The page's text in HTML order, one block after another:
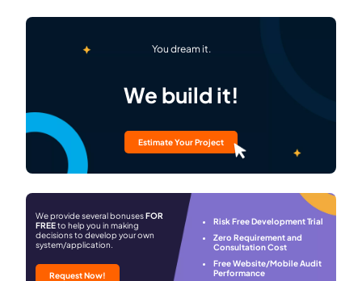
You dream it.
We build it!
Estimate Your Project
We provide several bonusesFOR
FREEto help you in making
decisions to develop your own
system/application.
Request Now!
Risk Free Development Trial
Zero Requirement and
Consultation Cost
Free Website/Mobile Audit
Performance